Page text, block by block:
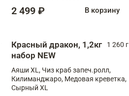
2 499 ₽ В корзину
Красный дракон, 1,2кг
набор NEW
1 260 г
Аяши XL, Чиз краб запеч.ролл,
Килиманджаро, Медовая креветка,
Сырный XL